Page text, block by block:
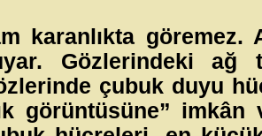
karanlıkta
Gözlerindeki ağ
çubuk duyu
görüntüsüne”